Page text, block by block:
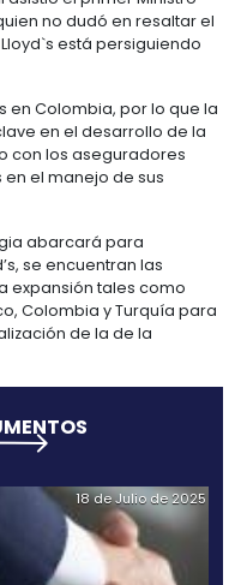
significativo para la
será parte de
muy
reaseguradores,
aviación, energía,
de estrategia de
Visión 2025 y
del edificio de
al cual asistió el primer
en Colombia,
clave en el
con los
en el manejo de